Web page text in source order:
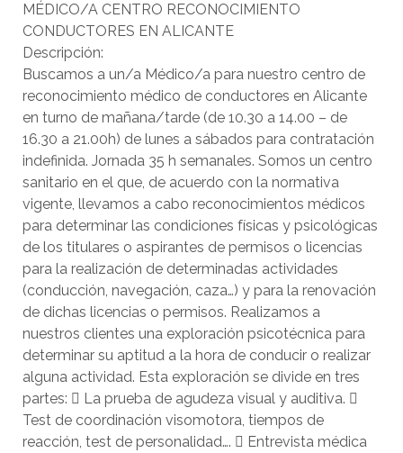
MÉDICO/A CENTRO RECONOCIMIENTO
CONDUCTORES EN ALICANTE
Descripción:
Buscamos a un/a Médico/a para nuestro centro de
reconocimiento médico de conductores en Alicante
en turno de mañana/tarde (de 10.30 a 14.00 – de
16.30 a 21.00h) de lunes a sábados para contratación
indefinida. Jornada 35 h semanales. Somos un centro
sanitario en el que, de acuerdo con la normativa
vigente, llevamos a cabo reconocimientos médicos
para determinar las condiciones físicas y psicológicas
de los titulares o aspirantes de permisos o licencias
para la realización de determinadas actividades
(conducción, navegación, caza…) y para la renovación
de dichas licencias o permisos. Realizamos a
nuestros clientes una exploración psicotécnica para
determinar su aptitud a la hora de conducir o realizar
alguna actividad. Esta exploración se divide en tres
partes:  La prueba de agudeza visual y auditiva. 
Test de coordinación visomotora, tiempos de
reacción, test de personalidad….  Entrevista médica